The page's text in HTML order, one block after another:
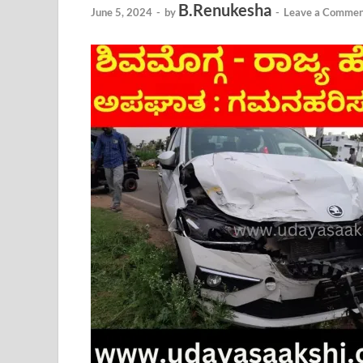
June 5, 2024 - by B.Renukesha - Leave a